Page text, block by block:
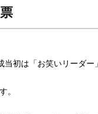
初は「お笑いリーダー
。